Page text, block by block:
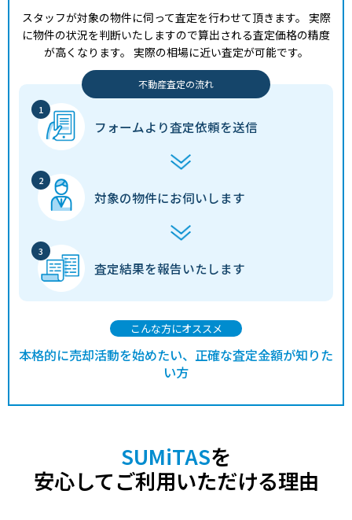
スタッフが対象の物件に伺って査定を行わせて頂きます。 実際
に物件の状況を判断いたしますので算出される査定価格の精度
が高くなります。 実際の相場に近い査定が可能です。
不動産査定の流れ
フォームより査定依頼を送信
対象の物件にお伺いします
査定結果を報告いたします
こんな方にオススメ
本格的に売却活動を始めたい、正確な査定金額が知りた
い方
SUMiTASを
安心してご利用いただける理由